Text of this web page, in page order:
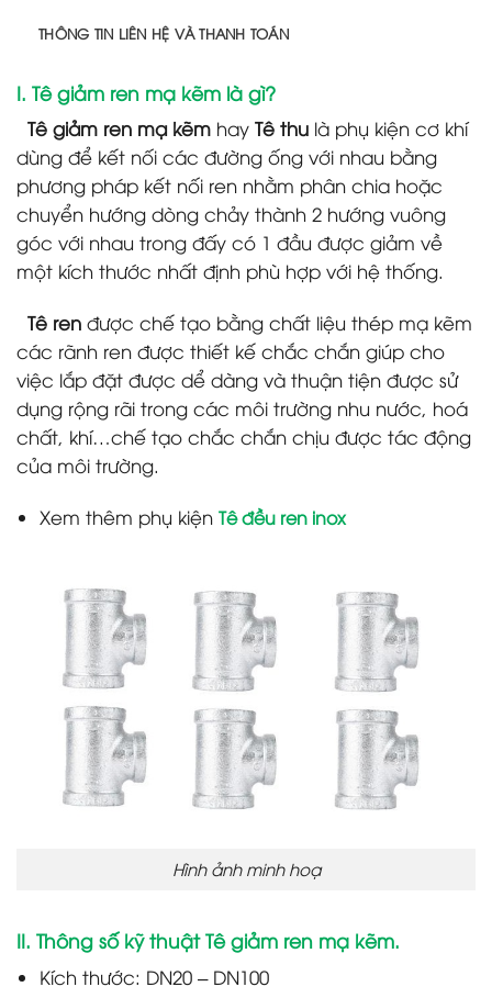
THÔNG TIN LIÊN HỆ VÀ THANH TOÁN
I. Tê giảm ren mạ kẽm là gì?
Tê giảm ren mạ kẽm hay Tê thu là phụ kiện cơ khí
dùng để kết nối các đường ống với nhau bằng
phương pháp kết nối ren nhằm phân chia hoặc
chuyển hướng dòng chảy thành 2 hướng vuông
góc với nhau trong đấy có 1 đầu được giảm về
một kích thước nhất định phù hợp với hệ thống.
Tê ren được chế tạo bằng chất liệu thép mạ kẽm
các rãnh ren được thiết kế chắc chắn giúp cho
việc lắp đặt được dể dàng và thuận tiện được sử
dụng rộng rãi trong các môi trường nhu nước, hoá
chất, khí…chế tạo chắc chắn chịu được tác động
của môi trường.
Xem thêm phụ kiện Tê đều ren inox
Hình ảnh minh hoạ
II. Thông số kỹ thuật Tê giảm ren mạ kẽm.
Kích thước: DN20 – DN100